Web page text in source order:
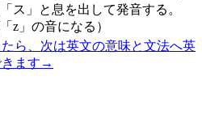
ス」と息を出して発音する。
z」の音になる）
ら、次は英文の意味と文法へ英
ます →